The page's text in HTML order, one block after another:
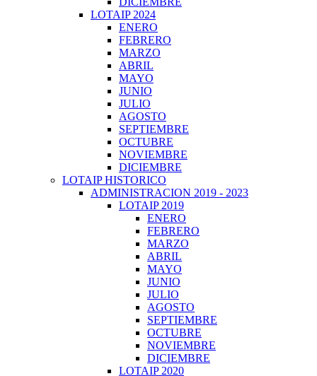
LOTAIP 2024
ENERO
FEBRERO
MARZO
ABRIL
MAYO
JUNIO
JULIO
AGOSTO
SEPTIEMBRE
OCTUBRE
NOVIEMBRE
DICIEMBRE
LOTAIP HISTORICO
ADMINISTRACION 2019 - 2023
LOTAIP 2019
ENERO
FEBRERO
MARZO
ABRIL
MAYO
JUNIO
JULIO
AGOSTO
SEPTIEMBRE
OCTUBRE
NOVIEMBRE
DICIEMBRE
LOTAIP 2020